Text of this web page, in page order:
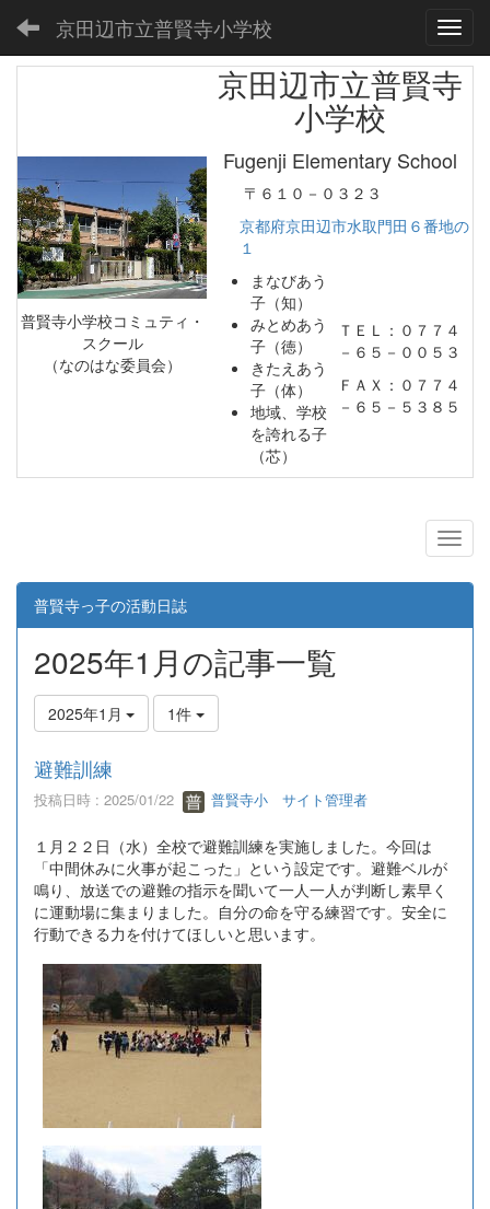
京田辺市立普賢寺小学校
普賢寺小学校コミュティ・
スクール
（なのはな委員会）
京田辺市立普賢寺
小学校
Fugenji Elementary School
〒６１０－０３２３
京都府京田辺市水取門田６番地の
１
まなびあう
子（知）
みとめあう
子（徳）
きたえあう
子（体）
地域、学校
を誇れる子
（芯）
ＴＥＬ：０７７４
－６５－００５３
ＦＡＸ：０７７４
－６５－５３８５
普賢寺っ子の活動日誌
2025年1月の記事一覧
2025年1月 1件
避難訓練
投稿日時 : 2025/01/22 普賢寺小 サイト管理者
１月２２日（水）全校で避難訓練を実施しました。今回は
「中間休みに火事が起こった」という設定です。避難ベルが
鳴り、放送での避難の指示を聞いて一人一人が判断し素早く
に運動場に集まりました。自分の命を守る練習です。安全に
行動できる力を付けてほしいと思います。